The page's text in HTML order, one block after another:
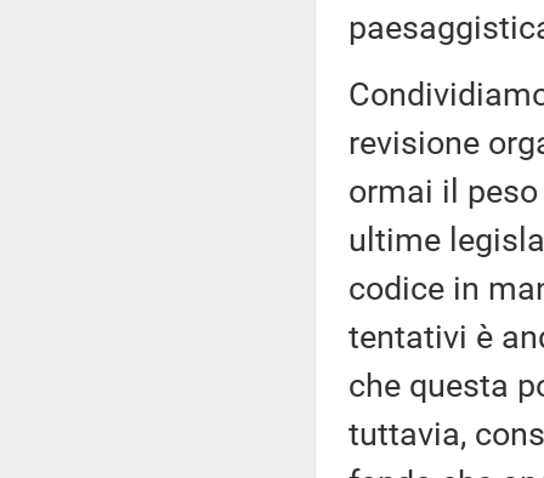
revisione
ormai il
ultime
codice in
tentativi è
che questa
tuttavia,